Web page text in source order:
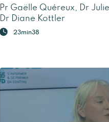
Pr Gaëlle Quéreux, Dr
Dr Diane Kottler
23min38